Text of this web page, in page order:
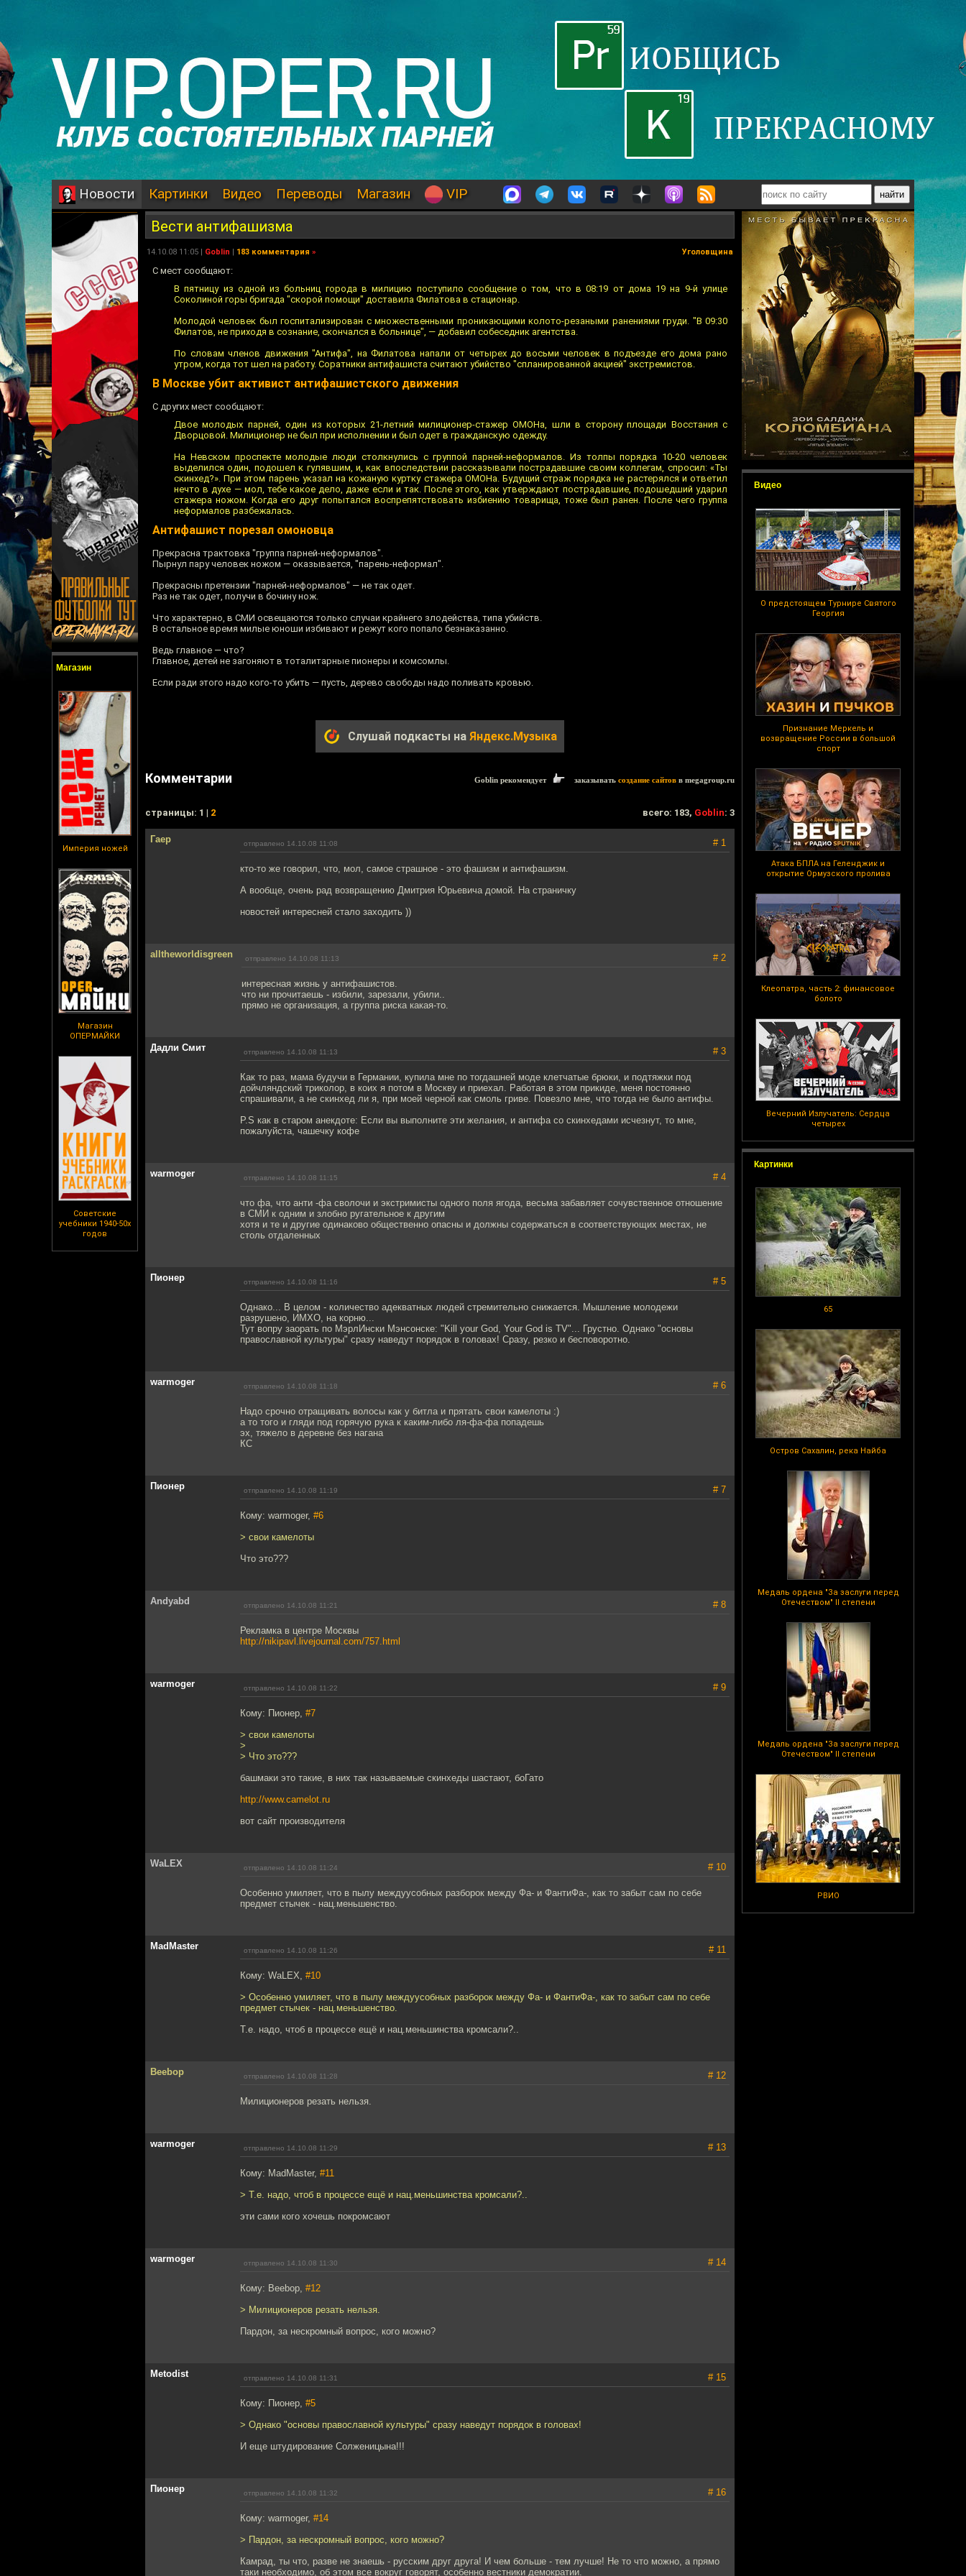
Новости Картинки Видео Переводы Магазин VIP
Магазин
Империя ножей
Магазин
ОПЕРМАЙКИ
Советские
учебники 1940-50х
годов
Видео
О предстоящем Турнире Святого
Георгия
Признание Меркель и
возвращение России в большой
спорт
Атака БПЛА на Геленджик и
открытие Ормузского пролива
Клеопатра, часть 2: финансовое
болото
Вечерний Излучатель: Сердца
четырех
Картинки
65
Остров Сахалин, река Найба
Медаль ордена "За заслуги перед
Отечеством" II степени
Медаль ордена "За заслуги перед
Отечеством" II степени
РВИО
Вести антифашизма
14.10.08 11:05 | Goblin | 183 комментария » Уголовщина
С мест сообщают:
В пятницу из одной из больниц города в милицию поступило сообщение о том, что в 08:19 от дома 19 на 9-й улице
Соколиной горы бригада "скорой помощи" доставила Филатова в стационар.
Молодой человек был госпитализирован с множественными проникающими колото-резаными ранениями груди. "В 09:30
Филатов, не приходя в сознание, скончался в больнице", — добавил собеседник агентства.
По словам членов движения "Антифа", на Филатова напали от четырех до восьми человек в подъезде его дома рано
утром, когда тот шел на работу. Соратники антифашиста считают убийство "спланированной акцией" экстремистов.
В Москве убит активист антифашистского движения
С других мест сообщают:
Двое молодых парней, один из которых 21-летний милиционер-стажер ОМОНа, шли в сторону площади Восстания с
Дворцовой. Милиционер не был при исполнении и был одет в гражданскую одежду.
На Невском проспекте молодые люди столкнулись с группой парней-неформалов. Из толпы порядка 10-20 человек
выделился один, подошел к гулявшим, и, как впоследствии рассказывали пострадавшие своим коллегам, спросил: «Ты
скинхед?». При этом парень указал на кожаную куртку стажера ОМОНа. Будущий страж порядка не растерялся и ответил
нечто в духе — мол, тебе какое дело, даже если и так. После этого, как утверждают пострадавшие, подошедший ударил
стажера ножом. Когда его друг попытался воспрепятствовать избиению товарища, тоже был ранен. После чего группа
неформалов разбежалась.
Антифашист порезал омоновца
Прекрасна трактовка "группа парней-неформалов".
Пырнул пару человек ножом — оказывается, "парень-неформал".
Прекрасны претензии "парней-неформалов" — не так одет.
Раз не так одет, получи в бочину нож.
Что характерно, в СМИ освещаются только случаи крайнего злодейства, типа убийств.
В остальное время милые юноши избивают и режут кого попало безнаказанно.
Ведь главное — что?
Главное, детей не загоняют в тоталитарные пионеры и комсомлы.
Если ради этого надо кого-то убить — пусть, дерево свободы надо поливать кровью.
Слушай подкасты на Яндекс.Музыка
Комментарии Goblin рекомендует заказывать создание сайтов в megagroup.ru
cтраницы: 1 | 2 всего: 183, Goblin: 3
Гаер отправлено 14.10.08 11:08 # 1
кто-то же говорил, что, мол, самое страшное - это фашизм и антифашизм.
А вообще, очень рад возвращению Дмитрия Юрьевича домой. На страничку
новостей интересней стало заходить ))
alltheworldisgreen отправлено 14.10.08 11:13 # 2
интересная жизнь у антифашистов.
что ни прочитаешь - избили, зарезали, убили..
прямо не организация, а группа риска какая-то.
Дадли Смит отправлено 14.10.08 11:13 # 3
Как то раз, мама будучи в Германии, купила мне по тогдашней моде клетчатые брюки, и подтяжки под
дойчляндский триколор, в коих я потом в Москву и приехал. Работая в этом прикиде, меня постоянно
спрашивали, а не скинхед ли я, при моей черной как смоль гриве. Повезло мне, что тогда не было антифы.
P.S как в старом анекдоте: Если вы выполните эти желания, и антифа со скинхедами исчезнут, то мне,
пожалуйста, чашечку кофе
warmoger отправлено 14.10.08 11:15 # 4
что фа, что анти -фа сволочи и экстримисты одного поля ягода, весьма забавляет сочувственное отношение
в СМИ к одним и злобно ругательное к другим
хотя и те и другие одинаково общественно опасны и должны содержаться в соответствующих местах, не
столь отдаленных
Пионер отправлено 14.10.08 11:16 # 5
Однако... В целом - количество адекватных людей стремительно снижается. Мышление молодежи
разрушено, ИМХО, на корню...
Тут вопру заорать по МэрлИнски Мэнсонске: "Kill your God, Your God is TV"... Грустно. Однако "основы
православной культуры" сразу наведут порядок в головах! Сразу, резко и бесповоротно.
warmoger отправлено 14.10.08 11:18 # 6
Надо срочно отращивать волосы как у битла и прятать свои камелоты :)
а то того и гляди под горячую рука к каким-либо ля-фа-фа попадешь
эх, тяжело в деревне без нагана
КС
Пионер отправлено 14.10.08 11:19 # 7
Кому: warmoger, #6
> свои камелоты
Что это???
Andyabd отправлено 14.10.08 11:21 # 8
Рекламка в центре Москвы
http://nikipavl.livejournal.com/757.html
warmoger отправлено 14.10.08 11:22 # 9
Кому: Пионер, #7
> свои камелоты
>
> Что это???
башмаки это такие, в них так называемые скинхеды шастают, боГато
http://www.camelot.ru
вот сайт производителя
WaLEX отправлено 14.10.08 11:24 # 10
Особенно умиляет, что в пылу междуусобных разборок между Фа- и ФантиФа-, как то забыт сам по себе
предмет стычек - нац.меньшенство.
MadMaster отправлено 14.10.08 11:26 # 11
Кому: WaLEX, #10
> Особенно умиляет, что в пылу междуусобных разборок между Фа- и ФантиФа-, как то забыт сам по себе
предмет стычек - нац.меньшенство.
Т.е. надо, чтоб в процессе ещё и нац.меньшинства кромсали?..
Beebop отправлено 14.10.08 11:28 # 12
Милиционеров резать нельзя.
warmoger отправлено 14.10.08 11:29 # 13
Кому: MadMaster, #11
> Т.е. надо, чтоб в процессе ещё и нац.меньшинства кромсали?..
эти сами кого хочешь покромсают
warmoger отправлено 14.10.08 11:30 # 14
Кому: Beebop, #12
> Милиционеров резать нельзя.
Пардон, за нескромный вопрос, кого можно?
Metodist отправлено 14.10.08 11:31 # 15
Кому: Пионер, #5
> Однако "основы православной культуры" сразу наведут порядок в головах!
И еще штудирование Солженицына!!!
Пионер отправлено 14.10.08 11:32 # 16
Кому: warmoger, #14
> Пардон, за нескромный вопрос, кого можно?
Камрад, ты что, разве не знаешь - русским друг друга! И чем больше - тем лучше! Не то что можно, а прямо
таки необходимо, об этом все вокруг говорят, особенно вестники демократии.